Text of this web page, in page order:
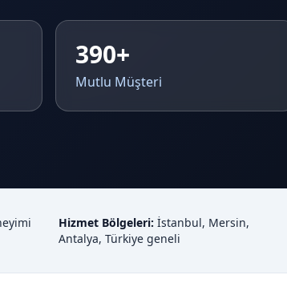
390+
Mutlu Müşteri
Hizmet Bölgeleri: İstanbul, Mersin,
Antalya, Türkiye geneli